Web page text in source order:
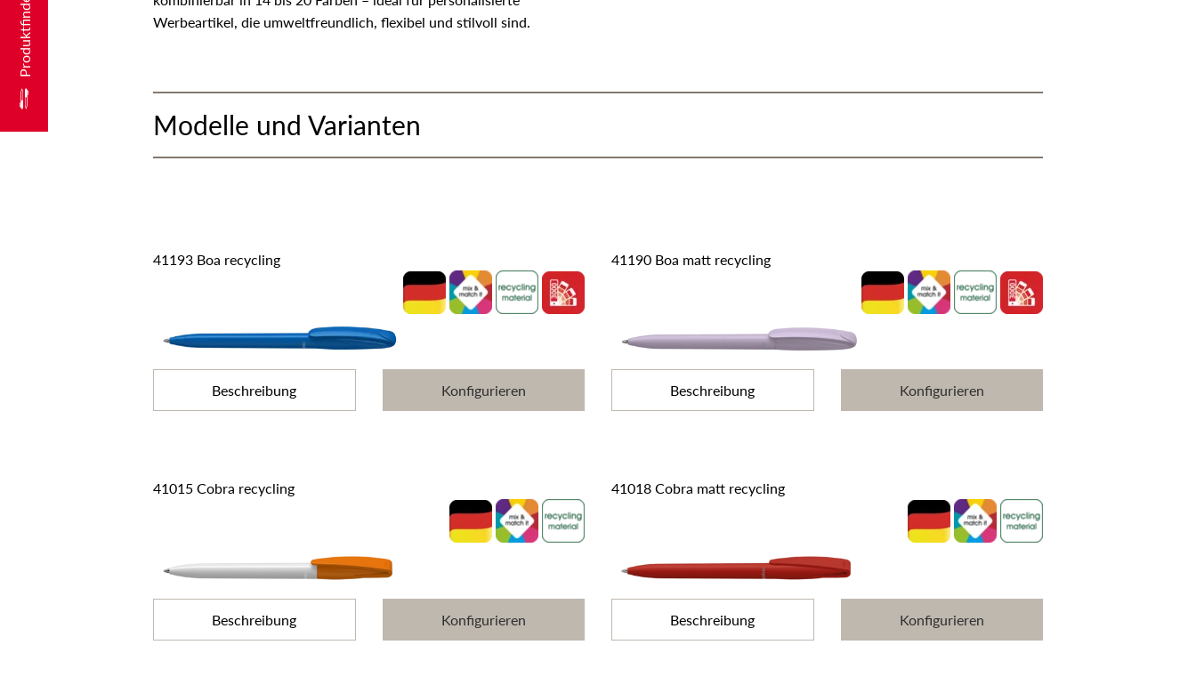
Werbeartikel, die umweltfreundlich, flexibel und stilvoll sind.
Modelle und Varianten
41193 Boa recycling
Beschreibung Konfigurieren
41190 Boa matt recycling
Beschreibung Konfigurieren
41015 Cobra recycling
Beschreibung Konfigurieren
41018 Cobra matt recycling
Beschreibung Konfigurieren
Produktfinder